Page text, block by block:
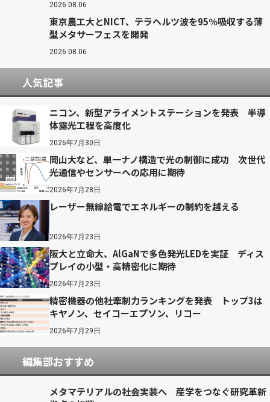
2026.08.06
東京農工大とNICT、テラヘルツ波を95％吸収する薄
型メタサーフェスを開発
2026.08.06
人気記事
ニコン、新型アライメントステーションを発表 半導
体露光工程を高度化
2026年7月30日
岡山大など、単一ナノ構造で光の制御に成功 次世代
光通信やセンサーへの応用に期待
2026年7月28日
レーザー無線給電でエネルギーの制約を越える
2026年7月23日
阪大と立命大、AlGaNで多色発光LEDを実証 ディス
プレイの小型・高精密化に期待
2026年7月23日
精密機器の他社牽制力ランキングを発表 トップ3は
キヤノン、セイコーエプソン、リコー
2026年7月29日
編集部おすすめ
メタマテリアルの社会実装へ 産学をつなぐ研究革新